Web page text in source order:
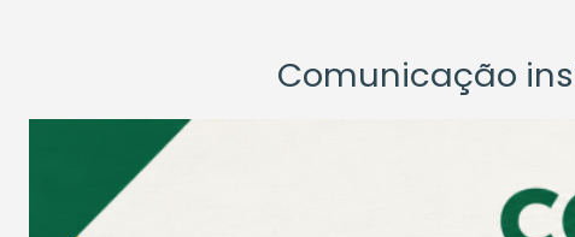
Comunicação